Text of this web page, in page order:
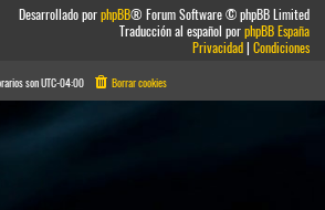
Desarrollado porphpBB® Forum Software © phpBB Limited
Traducción al español porphpBB España
Privacidad|Condiciones
sonUTC-04:00 Borrar cookies